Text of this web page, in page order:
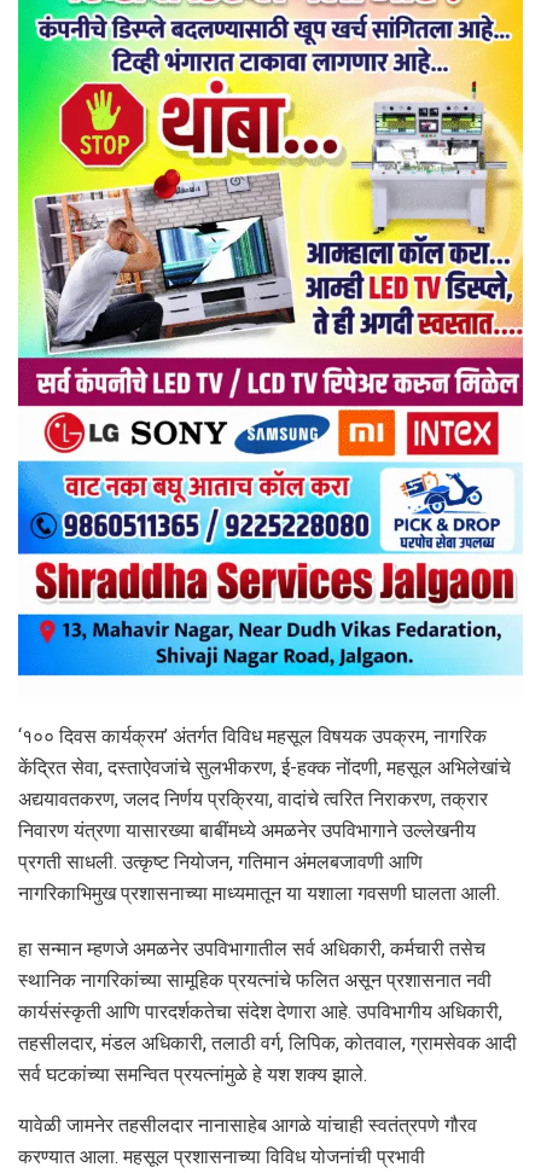
‘१०० दिवस कार्यक्रम’ अंतर्गत विविध महसूल विषयक उपक्रम, नागरिक
केंद्रित सेवा, दस्ताऐवजांचे सुलभीकरण, ई-हक्क नोंदणी, महसूल अभिलेखांचे
अद्ययावतकरण, जलद निर्णय प्रक्रिया, वादांचे त्वरित निराकरण, तक्रार
निवारण यंत्रणा यासारख्या बाबींमध्ये अमळनेर उपविभागाने उल्लेखनीय
प्रगती साधली. उत्कृष्ट नियोजन, गतिमान अंमलबजावणी आणि
नागरिकाभिमुख प्रशासनाच्या माध्यमातून या यशाला गवसणी घालता आली.
हा सन्मान म्हणजे अमळनेर उपविभागातील सर्व अधिकारी, कर्मचारी तसेच
स्थानिक नागरिकांच्या सामूहिक प्रयत्नांचे फलित असून प्रशासनात नवी
कार्यसंस्कृती आणि पारदर्शकतेचा संदेश देणारा आहे. उपविभागीय अधिकारी,
तहसीलदार, मंडल अधिकारी, तलाठी वर्ग, लिपिक, कोतवाल, ग्रामसेवक आदी
सर्व घटकांच्या समन्वित प्रयत्नांमुळे हे यश शक्य झाले.
यावेळी जामनेर तहसीलदार नानासाहेब आगळे यांचाही स्वतंत्रपणे गौरव
करण्यात आला. महसूल प्रशासनाच्या विविध योजनांची प्रभावी